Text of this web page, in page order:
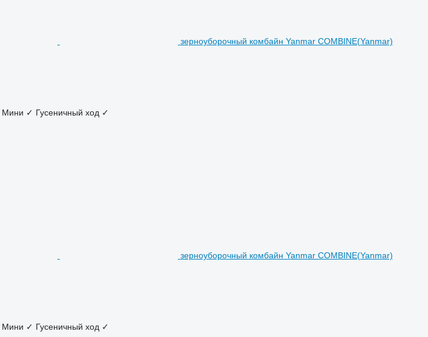
зерноуборочный комбайн Yanmar COMBINE(Yanmar)
Мини ✓ Гусеничный ход ✓
зерноуборочный комбайн Yanmar COMBINE(Yanmar)
Мини ✓ Гусеничный ход ✓